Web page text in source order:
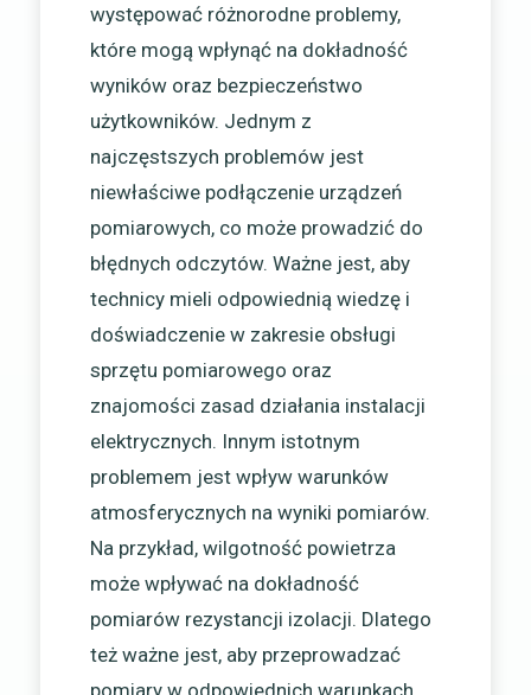
występować różnorodne problemy,
które mogą wpłynąć na dokładność
wyników oraz bezpieczeństwo
użytkowników. Jednym z
najczęstszych problemów jest
niewłaściwe podłączenie urządzeń
pomiarowych, co może prowadzić do
błędnych odczytów. Ważne jest, aby
technicy mieli odpowiednią wiedzę i
doświadczenie w zakresie obsługi
sprzętu pomiarowego oraz
znajomości zasad działania instalacji
elektrycznych. Innym istotnym
problemem jest wpływ warunków
atmosferycznych na wyniki pomiarów.
Na przykład, wilgotność powietrza
może wpływać na dokładność
pomiarów rezystancji izolacji. Dlatego
też ważne jest, aby przeprowadzać
pomiary w odpowiednich warunkach